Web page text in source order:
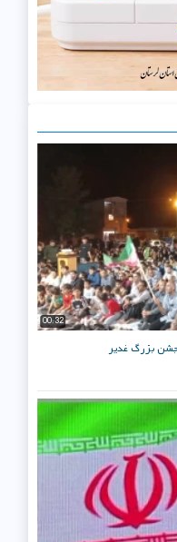
00:32
جشن بزرگ غدیر